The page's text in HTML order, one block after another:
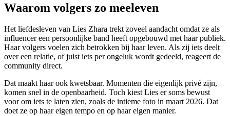
Waarom volgers zo meeleven
Het liefdesleven van Lies Zhara trekt zoveel aandacht omdat ze als
influencer een persoonlijke band heeft opgebouwd met haar publiek.
Haar volgers voelen zich betrokken bij haar leven. Als zij iets deelt
over een relatie, of juist iets per ongeluk wordt gedeeld, reageert de
community direct.
Dat maakt haar ook kwetsbaar. Momenten die eigenlijk privé zijn,
komen snel in de openbaarheid. Toch kiest Lies er soms bewust
voor om iets te laten zien, zoals de intieme foto in maart 2026. Dat
doet ze op haar eigen tempo en op haar eigen manier.